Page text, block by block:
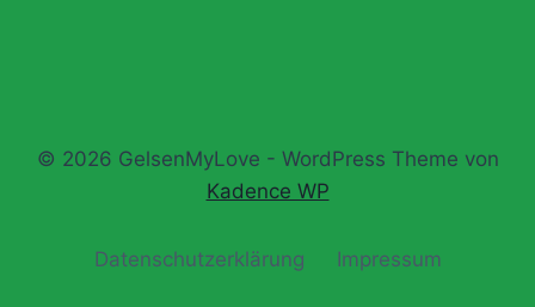
© 2026 GelsenMyLove - WordPress Theme von
Kadence WP
Datenschutz­erklärung Impressum